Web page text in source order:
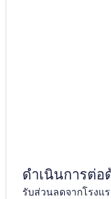
ดำเนินการต่อ
รับส่วนลดจากโรงแ